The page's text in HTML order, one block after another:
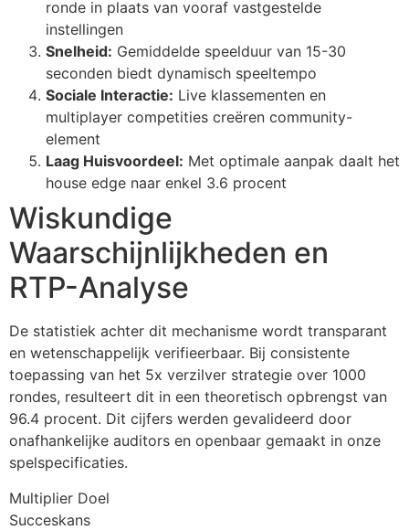
panel
panel
panel
panel
panel
panel
panel
panel
satın al
Panel
Panel
Panel
Panel
ronde in plaats van vooraf vastgestelde
instellingen
Snelheid: Gemiddelde speelduur van 15-30
seconden biedt dynamisch speeltempo
Sociale Interactie: Live klassementen en
multiplayer competities creëren community-
element
Laag Huisvoordeel: Met optimale aanpak daalt het
house edge naar enkel 3.6 procent
Wiskundige
Waarschijnlijkheden en
RTP-Analyse
De statistiek achter dit mechanisme wordt transparant
en wetenschappelijk verifieerbaar. Bij consistente
toepassing van het 5x verzilver strategie over 1000
rondes, resulteert dit in een theoretisch opbrengst van
96.4 procent. Dit cijfers werden gevalideerd door
onafhankelijke auditors en openbaar gemaakt in onze
spelspecificaties.
Multiplier Doel
Succeskans